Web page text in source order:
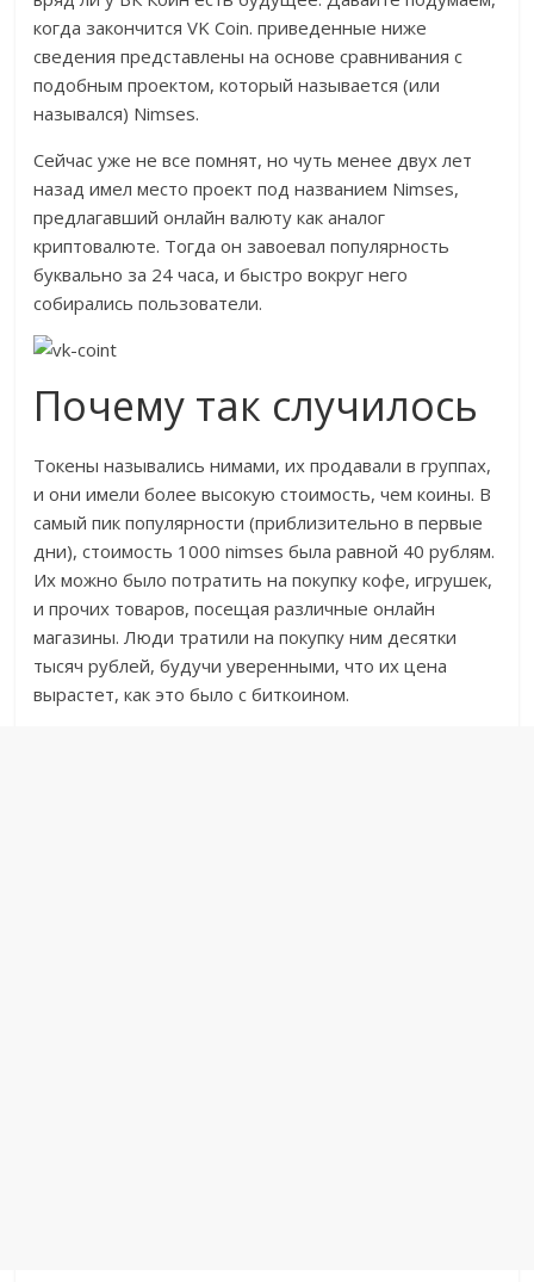
когда закончится VK Coin. приведенные ниже
сведения представлены на основе сравнивания с
подобным проектом, который называется (или
назывался) Nimses.
Сейчас уже не все помнят, но чуть менее двух лет
назад имел место проект под названием Nimses,
предлагавший онлайн валюту как аналог
криптовалюте. Тогда он завоевал популярность
буквально за 24 часа, и быстро вокруг него
собирались пользователи.
Почему так случилось
Токены назывались нимами, их продавали в группах,
и они имели более высокую стоимость, чем коины. В
самый пик популярности (приблизительно в первые
дни), стоимость 1000 nimses была равной 40 рублям.
Их можно было потратить на покупку кофе, игрушек,
и прочих товаров, посещая различные онлайн
магазины. Люди тратили на покупку ним десятки
тысяч рублей, будучи уверенными, что их цена
вырастет, как это было с биткоином.